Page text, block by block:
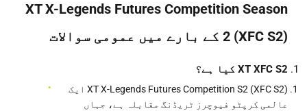
XT X-Legends Futures Competition Season
2 (XFC S2) کے بارے میں عمومی سوالات
XT XFC S2 کیا ہے؟
XT X-Legends Futures Competition S2 (XFC S2) ایک
عالمی کرپٹو فیوچرز ٹریڈنگ مقابلہ ہے، جہاں